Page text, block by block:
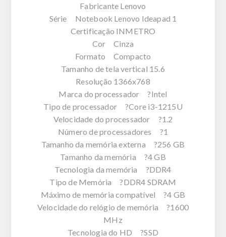
Fabricante Lenovo
Série Notebook Lenovo Ideapad 1
Certificação INMETRO
Cor Cinza
Formato Compacto
Tamanho de tela vertical 15.6
Resolução 1366x768
Marca do processador ?Intel
Tipo de processador ?Core i3-1215U
Velocidade do processador ?1.2
Número de processadores ?1
Tamanho da memória externa ?256 GB
Tamanho da memória ?4 GB
Tecnologia da memória ?DDR4
Tipo de Memória ?DDR4 SDRAM
Máximo de memória compatível ?4 GB
Velocidade do relógio de memória ?1600
MHz
Tecnologia do HD ?SSD